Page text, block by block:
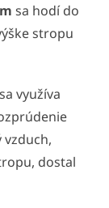
sa hodí do
stropu
využíva
vzduch,
dostal